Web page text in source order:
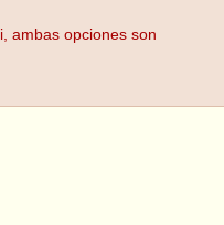
ambas opciones son